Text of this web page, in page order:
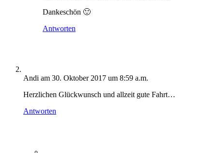
Dankeschön 🙂
Antworten
Andi am 30. Oktober 2017 um 8:59 a.m.
Herzlichen Glückwunsch und allzeit gute Fahrt…
Antworten